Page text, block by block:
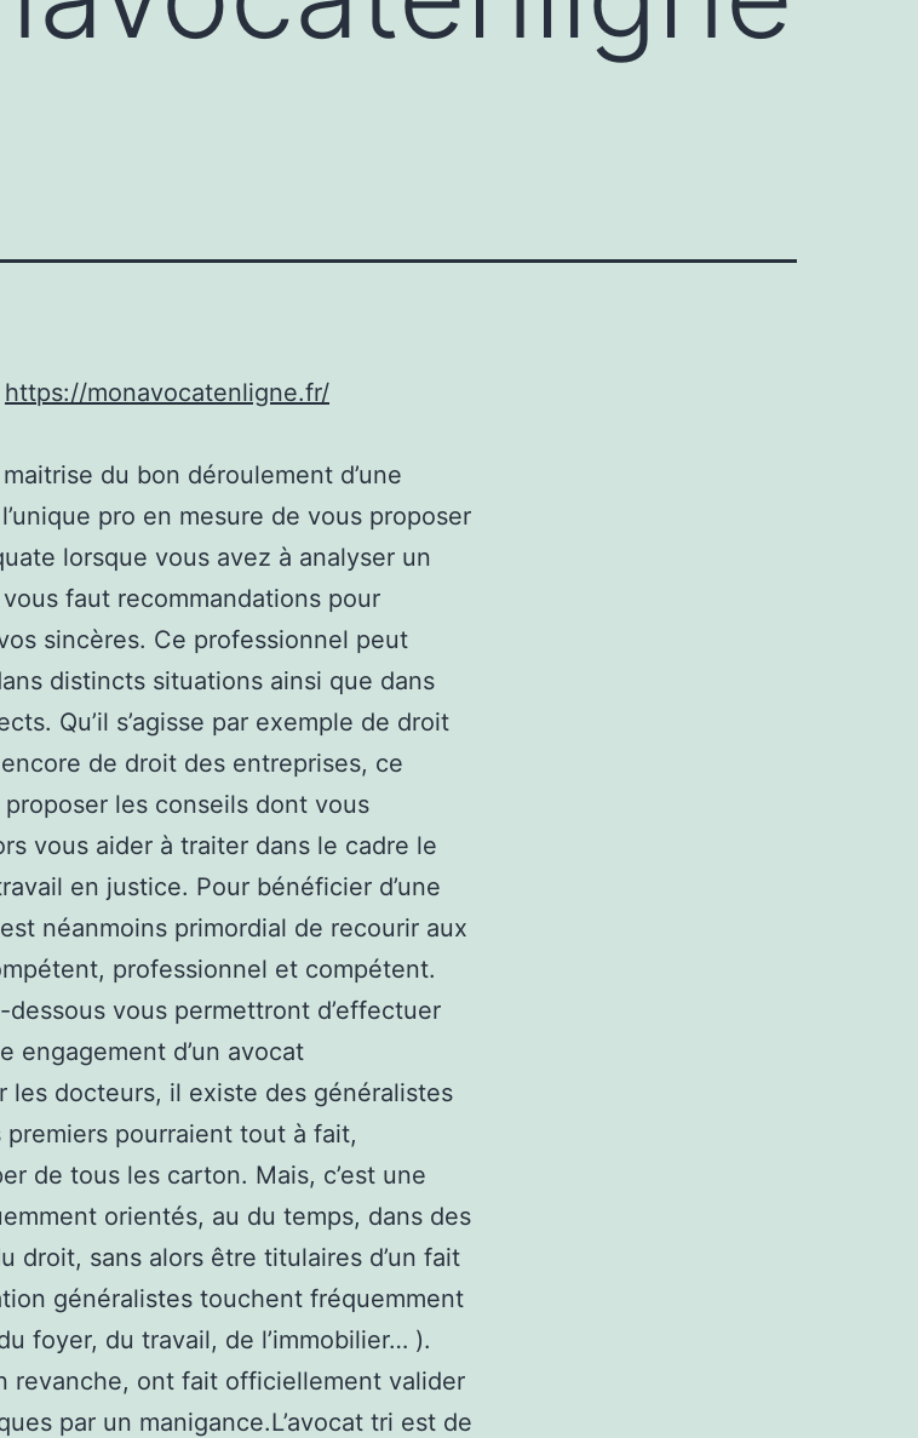
https://monavocatenligne.fr/
du bon déroulement d’une
pro en mesure de vous proposer
lorsque vous avez à analyser un
faut recommandations pour
sincères. Ce professionnel peut
distincts situations ainsi que dans
Qu’il s’agisse par exemple de droit
de droit des entreprises, ce
les conseils dont vous
vous aider à traiter dans le cadre le
en justice. Pour bénéficier d’une
néanmoins primordial de recourir aux
professionnel et compétent.
vous permettront d’effectuer
engagement d’un avocat
les docteurs, il existe des généralistes
pourraient tout à fait,
de tous les carton. Mais, c’est une
orientés, au du temps, dans des
droit, sans alors être titulaires d’un fait
généralistes touchent fréquemment
foyer, du travail, de l’immobilier… ).
revanche, ont fait officiellement valider
par un manigance.L’avocat tri est de